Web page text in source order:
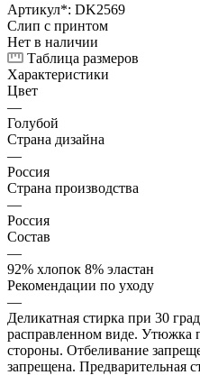
Артикул*: DK2569
Слип с принтом
Нет в наличии
Таблица размеров
Характеристики
Цвет
—
Голубой
Страна дизайна
—
Россия
Страна производства
—
Россия
Состав
—
92% хлопок 8% эластан
Рекомендации по уходу
—
Деликатная стирка при 30
расправленном виде. Утюжка
стороны. Отбеливание
запрещена. Предварительная